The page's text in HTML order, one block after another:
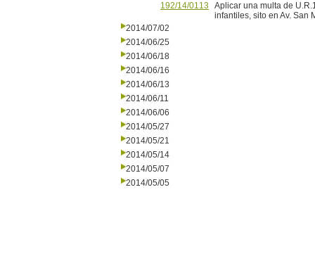
192/14/0113
Aplicar una multa de
infantiles, sito en Av. San
2014/07/02
2014/06/25
2014/06/18
2014/06/16
2014/06/13
2014/06/11
2014/06/06
2014/05/27
2014/05/21
2014/05/14
2014/05/07
2014/05/05